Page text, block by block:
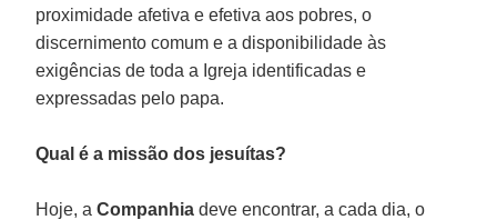
proximidade afetiva e efetiva aos pobres, o
discernimento comum e a disponibilidade às
exigências de toda a Igreja identificadas e
expressadas pelo papa.
Qual é a missão dos jesuítas?
Hoje, aCompanhia deve encontrar, a cada dia, o